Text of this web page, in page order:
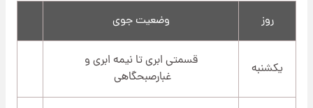
روز وضعیت جوی
یکشنبه
قسمتی ابری تا نیمه ابری و
غبارصبحگاهی